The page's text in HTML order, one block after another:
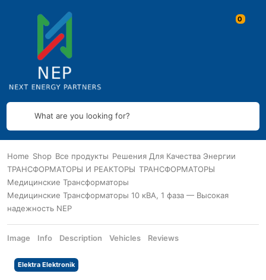
What are you looking for?
Home Shop Все продукты Решения Для Качества Энергии
ТРАНСФОРМАТОРЫ И РЕАКТОРЫ ТРАНСФОРМАТОРЫ
Медицинские Трансформаторы
Медицинские Трансформаторы 10 кВА, 1 фаза — Высокая
надежность NEP
Image Info Description Vehicles Reviews
Elektra Elektronik